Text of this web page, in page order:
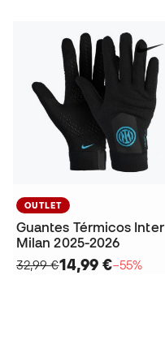
OUTLET
Guantes Térmicos Inter
Milan 2025-2026
32,99 €14,99 €−55%